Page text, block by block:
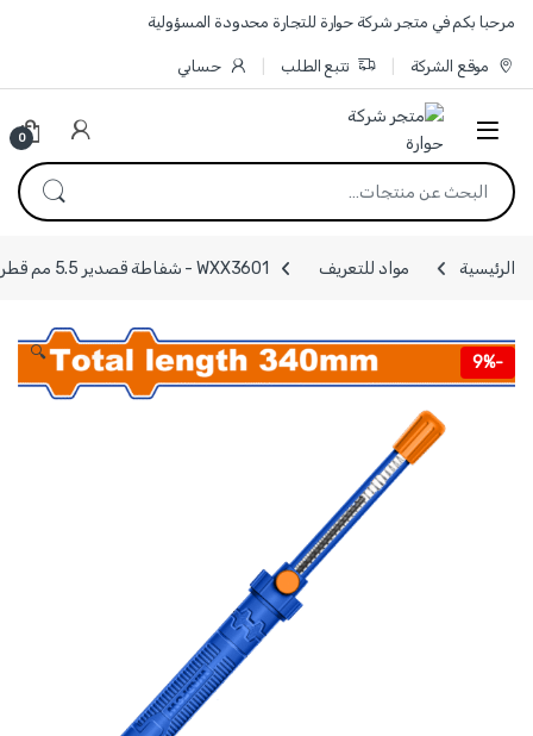
Skip to navigation
Skip to content
مرحبا بكم في متجر شركة حوارة للتجارة محدودة المسؤولية
موقع الشركة تتبع الطلب حسابي
0
البحث عن:
الرئيسية مواد للتعريف WXX3601 - شفاطة قصدير 5.5 مم قطر أسطوانة الشفط 27 مم طول 340 مم ماركة WADFOW
-
9%
🔍